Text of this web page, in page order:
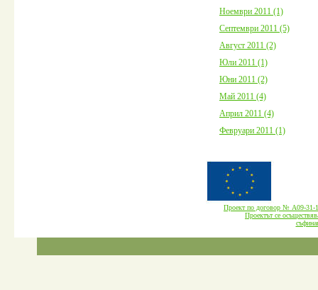
Ноември 2011 (1)
Септември 2011 (5)
Август 2011 (2)
Юли 2011 (1)
Юни 2011 (2)
Май 2011 (4)
Април 2011 (4)
Февруари 2011 (1)
Проект по договор № А09-
Проектът се